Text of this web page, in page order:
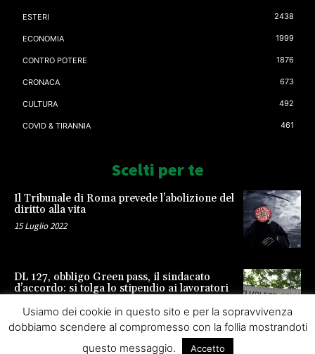
ESTERI 2438
ECONOMIA 1999
CONTRO POTERE 1876
CRONACA 673
CULTURA 492
COVID & TIRANNIA 461
Scelti per te
Il Tribunale di Roma prevede l’abolizione del
diritto alla vita
15 Luglio 2022
DL 127, obbligo Green pass, il sindacato
d’accordo: si tolga lo stipendio ai lavoratori
Usiamo dei cookie in questo sito e per la sopravvivenza
dobbiamo scendere al compromesso con la follia mostrandoti
questo messaggio.
Accetto